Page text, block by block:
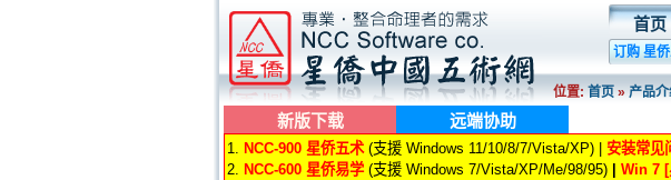
首页
订购 星
位置:首页»产品
新版下载 远端协助
1. NCC-900 星侨五术(支援 Windows 11/10/8/7/Vista/XP) | 安装常见
2. NCC-600 星侨易学(支援 Windows 7/Vista/XP/Me/98/95) Win 7 [